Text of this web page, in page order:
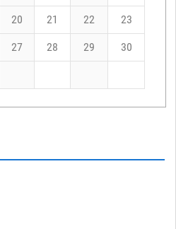
20 21 22 23
27 28 29 30